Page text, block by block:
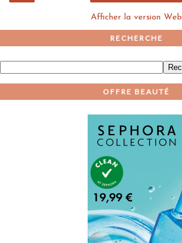
Afficher la version Web
RECHERCHE
OFFRE BEAUTÉ